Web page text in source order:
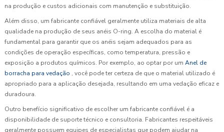
na produção e custos adicionais com manutenção e substituição.
Além disso, um fabricante confiável geralmente utiliza materiais de alta
qualidade na produção de seus anéis O-ring. A escolha do material é
fundamental para garantir que os anéis sejam adequados para as
condições de operação específicas, como temperatura, pressão e
exposição a produtos químicos. Por exemplo, ao optar por um Anel de
borracha para vedação , você pode ter certeza de que o material utilizado é
apropriado para a aplicação desejada, resultando em uma vedação eficaz e
duradoura.
Outro benefício significativo de escolher um fabricante confiável é a
disponibilidade de suporte técnico e consultoria. Fabricantes respeitáveis
geralmente possuem equipes de especialistas que podem ajudar na